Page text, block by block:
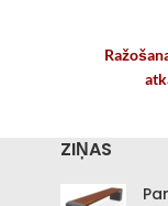
ZIŅAS